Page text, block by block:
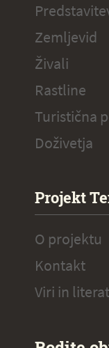
Zemljevid
Živali
Rastline
Turistična
Doživetja
Projekt
O projektu
Kontakt
Viri in